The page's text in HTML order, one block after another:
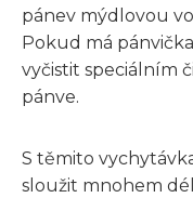
pánev mýdlovou
Pokud má
vyčistit speciálním
pánve.
S těmito
sloužit mnohem